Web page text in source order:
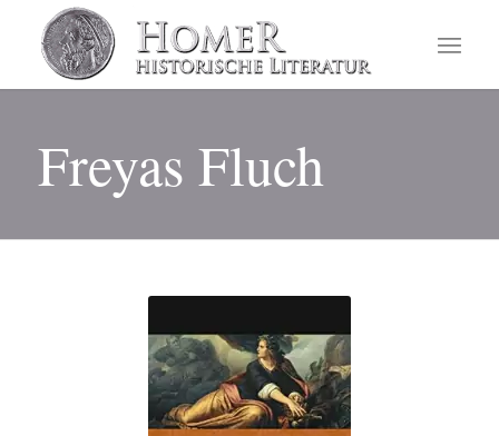
Freyas Fluch